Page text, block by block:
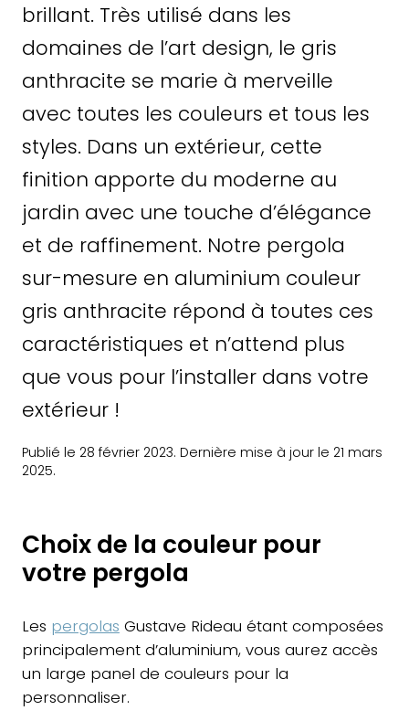
brillant. Très utilisé dans les
domaines de l’art design, le gris
anthracite se marie à merveille
avec toutes les couleurs et tous les
styles. Dans un extérieur, cette
finition apporte du moderne au
jardin avec une touche d’élégance
et de raffinement. Notre pergola
sur-mesure en aluminium couleur
gris anthracite répond à toutes ces
caractéristiques et n’attend plus
que vous pour l’installer dans votre
extérieur !
Publié le 28 février 2023. Dernière mise à jour le 21 mars
2025.
Choix de la couleur pour
votre pergola
Les pergolas Gustave Rideau étant composées
principalement d’aluminium, vous aurez accès
un large panel de couleurs pour la
personnaliser.